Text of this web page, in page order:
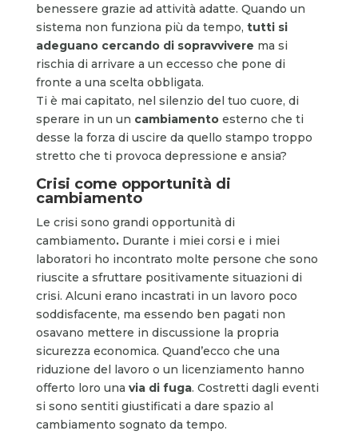
benessere grazie ad attività adatte. Quando un
sistema non funziona più da tempo, tutti si
adeguano cercando di sopravvivere ma si
rischia di arrivare a un eccesso che pone di
fronte a una scelta obbligata.
Ti è mai capitato, nel silenzio del tuo cuore, di
sperare in un un cambiamento esterno che ti
desse la forza di uscire da quello stampo troppo
stretto che ti provoca depressione e ansia?
Crisi come opportunità di
cambiamento
Le crisi sono grandi opportunità di
cambiamento. Durante i miei corsi e i miei
laboratori ho incontrato molte persone che sono
riuscite a sfruttare positivamente situazioni di
crisi. Alcuni erano incastrati in un lavoro poco
soddisfacente, ma essendo ben pagati non
osavano mettere in discussione la propria
sicurezza economica. Quand’ecco che una
riduzione del lavoro o un licenziamento hanno
offerto loro una via di fuga. Costretti dagli eventi
si sono sentiti giustificati a dare spazio al
cambiamento sognato da tempo.